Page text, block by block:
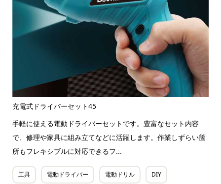
充電式ドライバーセット45
手軽に使える電動ドライバーセットです。豊富なセット内容
で、修理や家具に組み立てなどに活躍します。作業しずらい箇
所もフレキシブルに対応できるフ...
工具 電動ドライバー 電動ドリル DIY